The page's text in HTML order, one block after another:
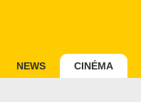
NEWS CINÉMA